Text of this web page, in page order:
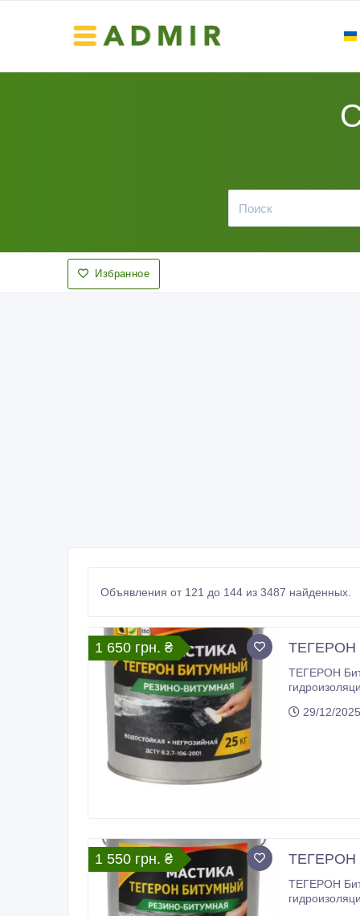
Избранное
Объявления от 121 до 144 из 3487 найденных.
1 650 грн. ₴ ТЕГЕРОН
ТЕГЕРОН
гидроизоляционную
29/12/2025
1 550 грн. ₴ ТЕГЕРОН
ТЕГЕРОН
гидроизоляционную